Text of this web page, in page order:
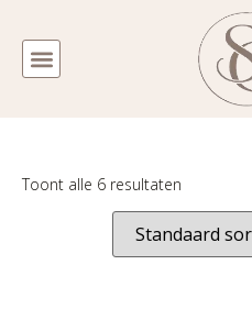
Toont alle 6 resultaten